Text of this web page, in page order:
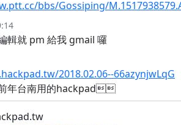
bbs/Gossiping/
輯就 pm 給我 gmail 囉
2018.02.06--66azynjwLqG
年台南用的hackpad